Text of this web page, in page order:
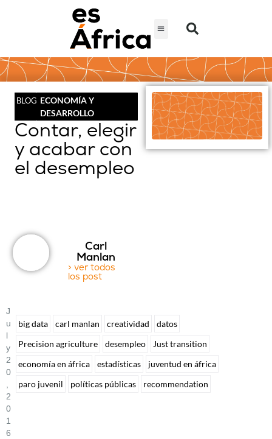
BLOG ECONOMÍA Y
DESARROLLO
Contar, elegir
y acabar con
el desempleo
Carl
Manlan
> ver todos
los post
J
U
L
Y
2
0
2
0
1
6
big data carl manlan creatividad
datos
Precision agriculture
desempleo
Just transition
economía en áfrica
estadísticas
juventud en áfrica
paro juvenil
políticas públicas recommendation